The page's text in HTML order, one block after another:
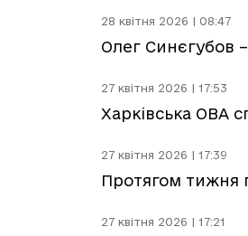
28 квітня 2026 | 08:47
Олег Синєгубов
27 квітня 2026 | 17:53
Харківська ОВА
27 квітня 2026 | 17:39
Протягом тижня
27 квітня 2026 | 17:21